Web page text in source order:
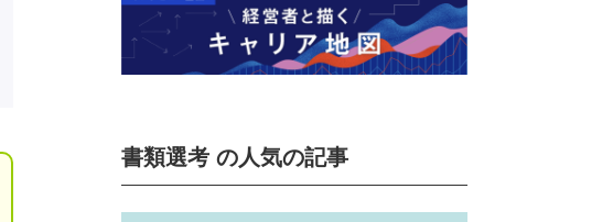
書類選考 の人気の記事